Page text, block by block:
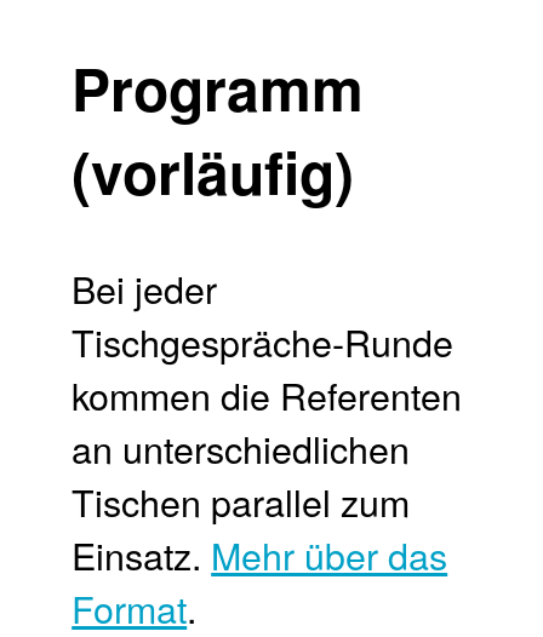
Programm
(vorläufig)
Bei jeder
Tischgespräche-Runde
kommen die Referenten
an unterschiedlichen
Tischen parallel zum
Einsatz. Mehr über das
Format.